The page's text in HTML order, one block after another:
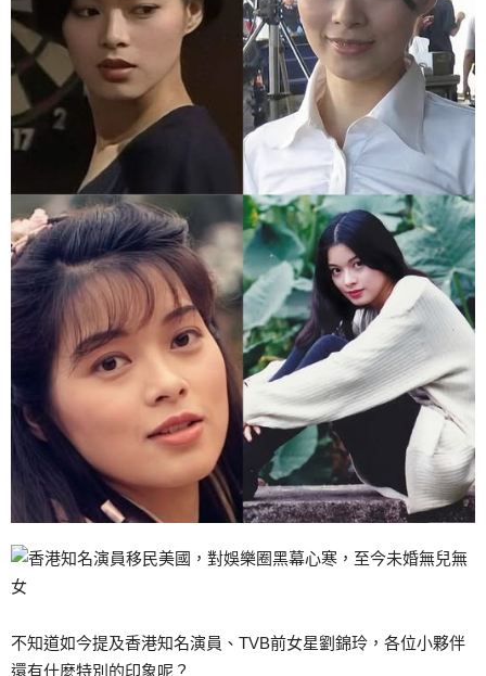
不知道如今提及香港知名演員、TVB前女星劉錦玲，各位小夥伴
還有什麼特別的印象呢？